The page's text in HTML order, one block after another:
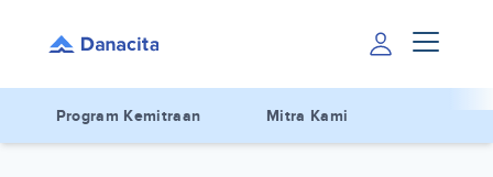
Program Kemitraan Mitra Kami